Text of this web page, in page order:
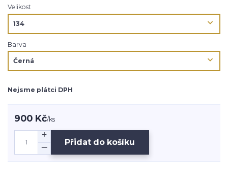
Velikost
Barva
Nejsme plátci DPH
900 Kč/ks
Přidat do košíku